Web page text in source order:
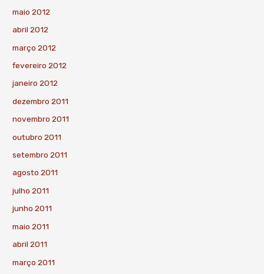
maio 2012
abril 2012
março 2012
fevereiro 2012
janeiro 2012
dezembro 2011
novembro 2011
outubro 2011
setembro 2011
agosto 2011
julho 2011
junho 2011
maio 2011
abril 2011
março 2011